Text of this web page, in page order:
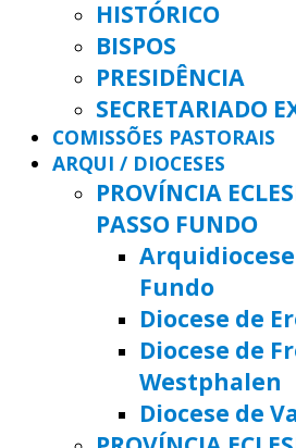
HISTÓRICO
BISPOS
PRESIDÊNCIA
SECRETARIADO
COMISSÕES PASTORAIS
ARQUI / DIOCESES
PROVÍNCIA
PASSO FUNDO
Arquidiocese
Fundo
Diocese de
Diocese de
Westphalen
Diocese de